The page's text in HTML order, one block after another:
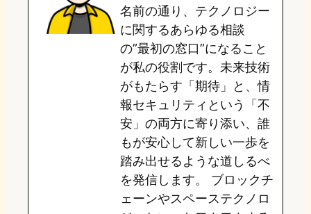
o
n
o
k
名前の通り、テクノロジー
に関するあらゆる相談
の”最初の窓口”になること
が私の役割です。未来技術
がもたらす「期待」と、情
報セキュリティという「不
安」の両方に寄り添い、誰
もが安心して新しい一歩を
踏み出せるような道しるべ
を発信します。 ブロックチ
ェーンやスペーステクノロ